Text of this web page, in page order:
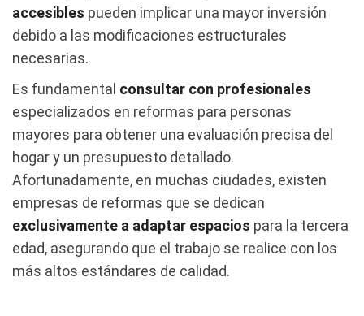
accesibles pueden implicar una mayor inversión
debido a las modificaciones estructurales
necesarias.
Es fundamental consultar con profesionales
especializados en reformas para personas
mayores para obtener una evaluación precisa del
hogar y un presupuesto detallado.
Afortunadamente, en muchas ciudades, existen
empresas de reformas que se dedican
exclusivamente a adaptar espacios para la tercera
edad, asegurando que el trabajo se realice con los
más altos estándares de calidad.